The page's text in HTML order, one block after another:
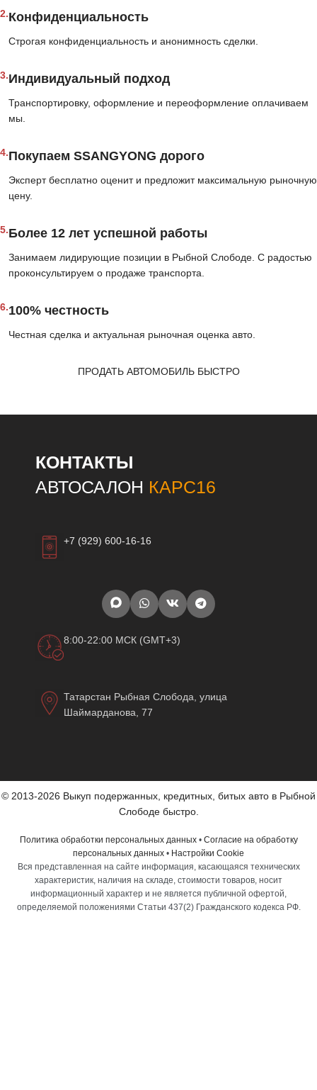
2.Конфиденциальность
Строгая конфиденциальность и анонимность сделки.
3.Индивидуальный подход
Транспортировку, оформление и переоформление оплачиваем
мы.
4.Покупаем SSANGYONG дорого
Эксперт бесплатно оценит и предложит максимальную рыночную
цену.
5.Более 12 лет успешной работы
Занимаем лидирующие позиции в Рыбной Слободе. С радостью
проконсультируем о продаже транспорта.
6.100% честность
Честная сделка и актуальная рыночная оценка авто.
ПРОДАТЬ АВТОМОБИЛЬ БЫСТРО
КОНТАКТЫ
АВТОСАЛОН КАРС16
+7 (929) 600-16-16
8:00-22:00 МСК (GMT+3)
Татарстан Рыбная Слобода, улица
Шаймарданова, 77
© 2013-2026 Выкуп подержанных, кредитных, битых авто в Рыбной
Слободе быстро.
Политика обработки персональных данных• Согласие на обработку
персональных данных • Настройки Cookie
Вся представленная на сайте информация, касающаяся технических
характеристик, наличия на складе, стоимости товаров, носит
информационный характер и не является публичной офертой,
определяемой положениями Статьи 437(2) Гражданского кодекса РФ.